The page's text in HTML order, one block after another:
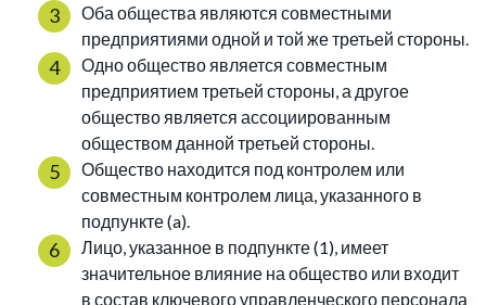
Оба общества являются совместными
предприятиями одной и той же третьей стороны.
Одно общество является совместным
предприятием третьей стороны, а другое
общество является ассоциированным
обществом данной третьей стороны.
Общество находится под контролем или
совместным контролем лица, указанного в
подпункте (a).
Лицо, указанное в подпункте (1), имеет
значительное влияние на общество или входит
в состав ключевого управленческого персонала